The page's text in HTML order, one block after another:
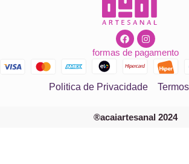
formas de pagamento
Politica de Privacidade
®acaiartesanal 2024